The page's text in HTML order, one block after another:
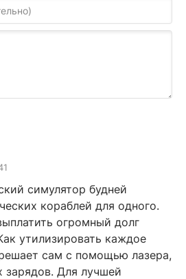
симулятор будней
кораблей для одного.
огромный долг
утилизировать каждое
сам с помощью лазера,
зарядов. Для лучшей